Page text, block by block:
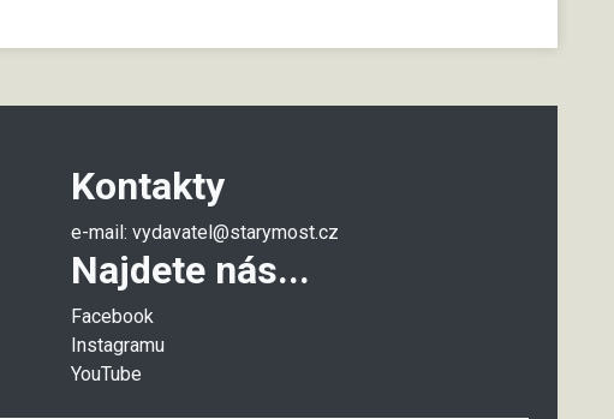
Kontakty
e-mail:vydavatel@starymost.cz
Najdete nás...
Facebook
Instagramu
YouTube